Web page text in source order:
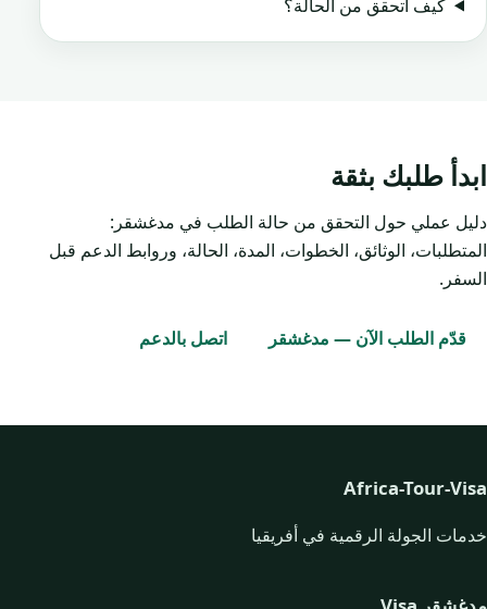
كيف أتحقق من الحالة؟
ابدأ طلبك بثقة
دليل عملي حول التحقق من حالة الطلب في مدغشقر:
المتطلبات، الوثائق، الخطوات، المدة، الحالة، وروابط الدعم قبل
السفر.
قدّم الطلب الآن — مدغشقر اتصل بالدعم
Africa-Tour-Visa
خدمات الجولة الرقمية في أفريقيا